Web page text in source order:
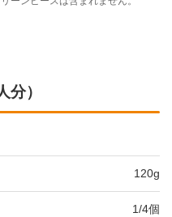
分）
120g
1/4個